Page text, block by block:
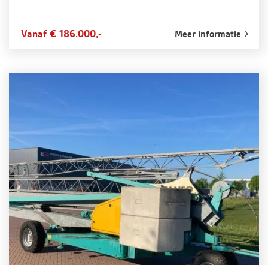
Vanaf € 186.000,- Meer informatie